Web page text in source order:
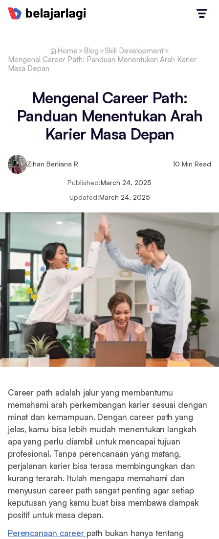
Home Blog
Skill Development
Mengenal Career Path: Panduan Menentukan Arah Karier
Masa Depan
Mengenal Career Path:
Panduan Menentukan Arah
Karier Masa Depan
Zihan Berliana R 10 Min Read
Published:March 24, 2025
Updated:March 24, 2025
Career path adalah jalur yang membantumu
memahami arah perkembangan karier sesuai dengan
minat dan kemampuan. Dengan career path yang
jelas, kamu bisa lebih mudah menentukan langkah
apa yang perlu diambil untuk mencapai tujuan
profesional. Tanpa perencanaan yang matang,
perjalanan karier bisa terasa membingungkan dan
kurang terarah. Itulah mengapa memahami dan
menyusun career path sangat penting agar setiap
keputusan yang kamu buat bisa membawa dampak
positif untuk masa depan.
Perencanaan career path bukan hanya tentang